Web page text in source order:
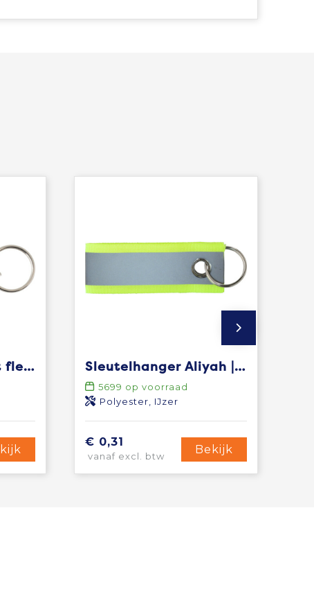
Sleutelhanger met flesopener Gavin Sleutelhanger Aliyah | Reflecterend
5699 op voorraad
Polyester, IJzer
€ 0,31
vanaf excl. btw
Bekijk